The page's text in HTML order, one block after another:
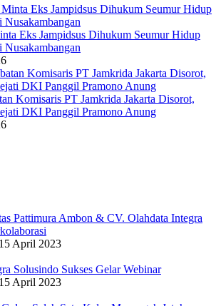
Eks Jampidsus Dihukum Seumur Hidup
Nusakambangan
Komisaris PT Jamkrida Jakarta Disorot,
DKI Panggil Pramono Anung
Pattimura Ambon & CV. Olahdata Integra
15 April 2023
Solusindo Sukses Gelar Webinar
15 April 2023